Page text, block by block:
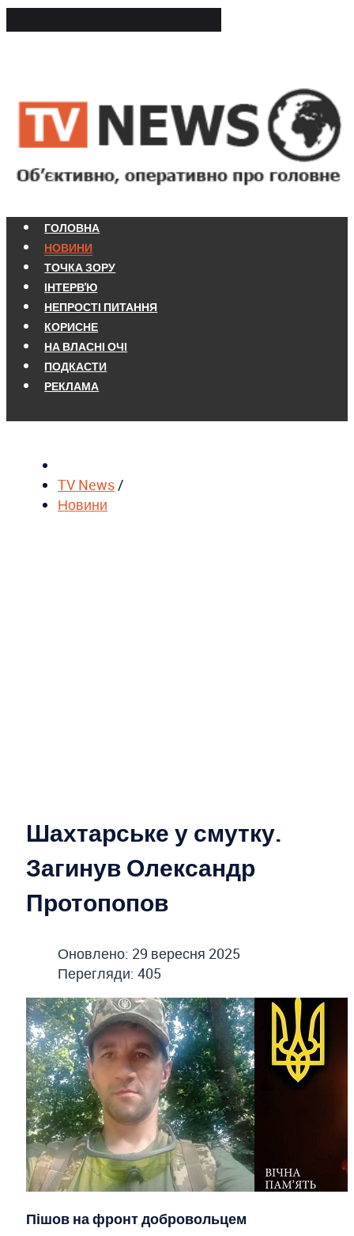
ГОЛОВНА
НОВИНИ
ТОЧКА ЗОРУ
ІНТЕРВ'Ю
НЕПРОСТІ ПИТАННЯ
КОРИСНЕ
НА ВЛАСНІ ОЧІ
ПОДКАСТИ
РЕКЛАМА
TV News/
Новини
Шахтарське у смутку.
Загинув Олександр
Протопопов
Оновлено: 29 вересня 2025
Перегляди: 405
Пішов на фронт добровольцем